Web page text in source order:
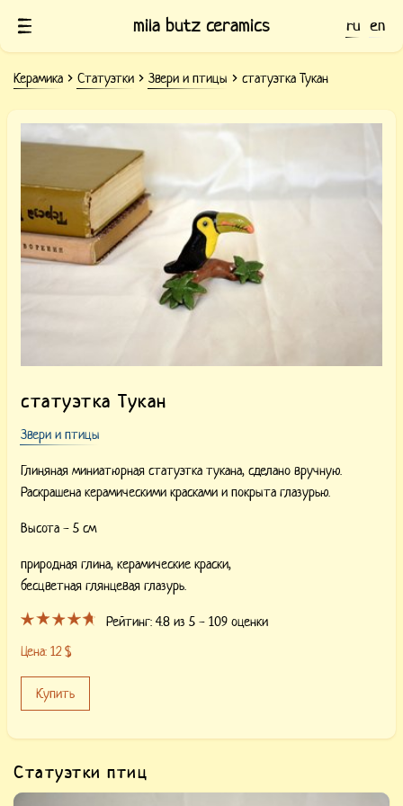
mila butz ceramics ru en
Керамика Статуэтки Звери и птицы статуэтка Тукан
Керамическая птица Тукан
статуэтка Тукан
Звери и птицы
Глиняная миниатюрная статуэтка тукана, сделано вручную.
Раскрашена керамическими красками и покрыта глазурью.
Высота - 5 см
природная глина, керамические краски,
бесцветная глянцевая глазурь.
Рейтинг:4.8 из 5 -109 оценки
Цена: 12 $
Купить
Статуэтки птиц